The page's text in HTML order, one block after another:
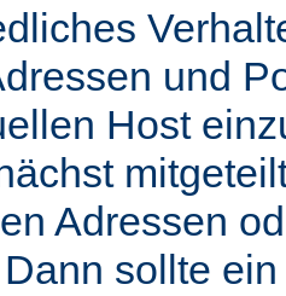
und
Host
Adressen
sollte